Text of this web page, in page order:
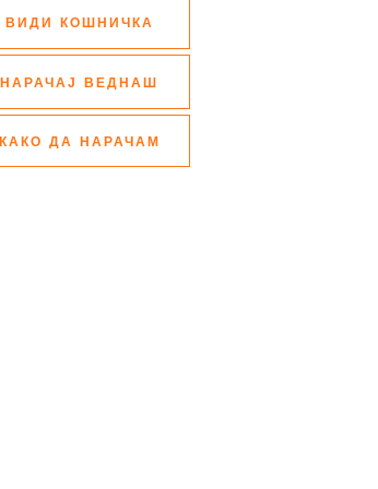
ВИДИ КОШНИЧКА
НАРАЧАЈ ВЕДНАШ
КАКО ДА НАРАЧАМ